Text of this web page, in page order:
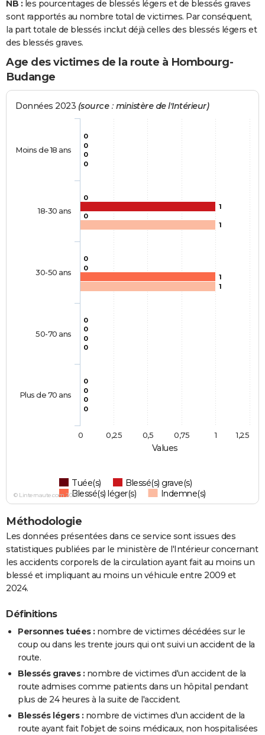
NB : les pourcentages de blessés légers et de blessés graves
sont rapportés au nombre total de victimes. Par conséquent,
la part totale de blessés inclut déjà celles des blessés légers et
des blessés graves.
Age des victimes de la route à Hombourg-
Budange
Values
Données 2023 (source : ministère de l'Intérieur)
0
0
0
0
0
0
1
0
0
0
0
0
1
0
0
0
1
1
0
0
Tuée(s)
Blessé(s) grave(s)
Blessé(s) léger(s)
Indemne(s)
Moins de 18 ans
18-30 ans
30-50 ans
50-70 ans
Plus de 70 ans
0 1
0,25 0,5 0,75 1,25
© Linternaute.com 2026
Méthodologie
Les données présentées dans ce service sont issues des
statistiques publiées par le ministère de l'Intérieur concernant
les accidents corporels de la circulation ayant fait au moins un
blessé et impliquant au moins un véhicule entre 2009 et
2024.
Définitions
Personnes tuées : nombre de victimes décédées sur le
coup ou dans les trente jours qui ont suivi un accident de la
route.
Blessés graves : nombre de victimes d'un accident de la
route admises comme patients dans un hôpital pendant
plus de 24 heures à la suite de l'accident.
Blessés légers : nombre de victimes d'un accident de la
route ayant fait l'objet de soins médicaux, non hospitalisées